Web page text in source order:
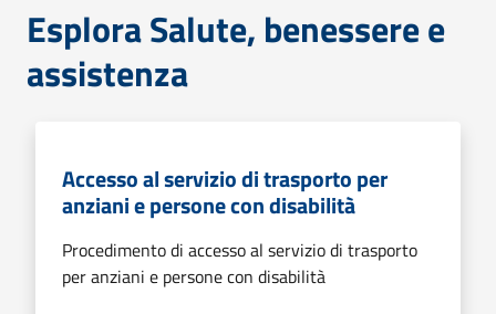
Esplora Salute, benessere e
assistenza
Accesso al servizio di trasporto per
anziani e persone con disabilità
Procedimento di accesso al servizio di trasporto
per anziani e persone con disabilità